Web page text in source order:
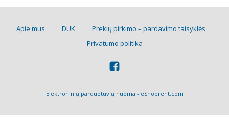
Apie mus DUK
Prekių pirkimo – pardavimo taisyklės
Privatumo politika
Elektroninių parduotuvių nuoma - eShoprent.com